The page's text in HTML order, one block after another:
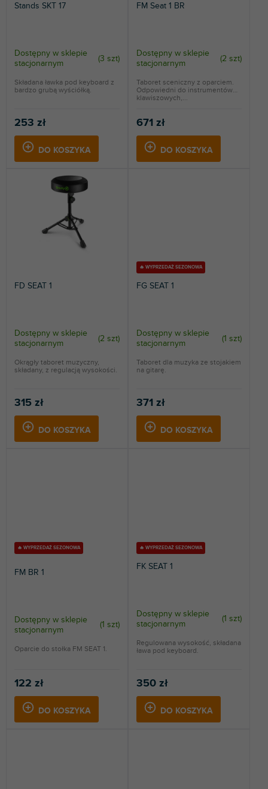
Stands SKT 17
Dostępny w sklepie
stacjonarnym
(3 szt)
253 zł
DO KOSZYKA
Składana ławka pod keyboard z
bardzo grubą wyściółką.
FM Seat 1 BR
Dostępny w sklepie
stacjonarnym
(2 szt)
671 zł
DO KOSZYKA
Taboret sceniczny z oparciem.
Odpowiedni do instrumentów
klawiszowych,...
FD SEAT 1
Dostępny w sklepie
stacjonarnym
(2 szt)
315 zł
DO KOSZYKA
Okrągły taboret muzyczny,
składany, z regulacją wysokości.
🔥 WYPRZEDAŻ SEZONOWA
FG SEAT 1
Dostępny w sklepie
stacjonarnym
(1 szt)
371 zł
DO KOSZYKA
Taboret dla muzyka ze stojakiem
na gitarę.
🔥 WYPRZEDAŻ SEZONOWA
FM BR 1
Dostępny w sklepie
stacjonarnym
(1 szt)
122 zł
DO KOSZYKA
Oparcie do stołka FM SEAT 1.
🔥 WYPRZEDAŻ SEZONOWA
FK SEAT 1
Dostępny w sklepie
stacjonarnym
(1 szt)
350 zł
DO KOSZYKA
Regulowana wysokość, składana
ława pod keyboard.